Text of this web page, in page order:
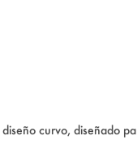
curvo, diseñado